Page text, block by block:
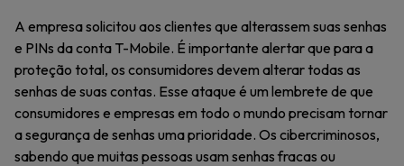
A empresa solicitou aos clientes que alterassem suas senhas
e PINs da conta T-Mobile. É importante alertar que para a
proteção total, os consumidores devem alterar todas as
senhas de suas contas. Esse ataque é um lembrete de que
consumidores e empresas em todo o mundo precisam tornar
a segurança de senhas uma prioridade. Os cibercriminosos,
sabendo que muitas pessoas usam senhas fracas ou